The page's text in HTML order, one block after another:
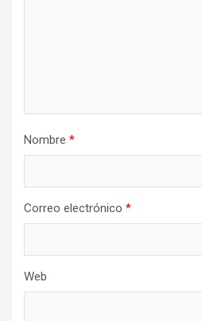
Nombre *
Correo electrónico *
Web